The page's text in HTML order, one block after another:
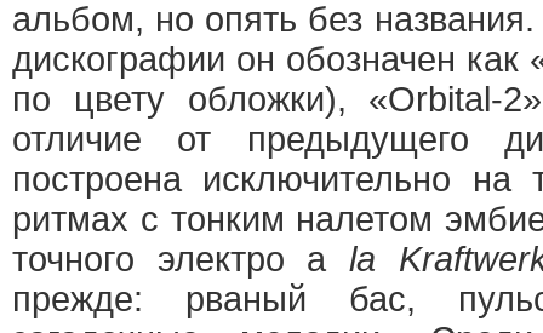
альбом, но опять без
дискографии он обозначен как
по цвету обложки), «Orbital-
отличие от предыдущего
построена исключительно на
ритмах с тонким налетом
точного электро ala
прежде: рваный бас,